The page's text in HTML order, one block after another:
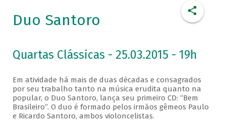
Duo Santoro
Quartas Clássicas - 25.03.2015 - 19h
Em atividade há mais de duas décadas e consagrados
por seu trabalho tanto na música erudita quanto na
popular, o Duo Santoro, lança seu primeiro CD: “Bem
Brasileiro”. O duo é formado pelos irmãos gêmeos Paulo
e Ricardo Santoro, ambos violoncelistas.